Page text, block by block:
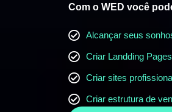
Com o WED você
Alcançar seus
Criar Landding
Criar sites
Criar estrutura de